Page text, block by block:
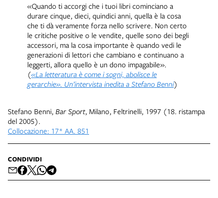
«Quando ti accorgi che i tuoi libri cominciano a
durare cinque, dieci, quindici anni, quella è la cosa
che ti dà veramente forza nello scrivere. Non certo
le critiche positive o le vendite, quelle sono dei begli
accessori, ma la cosa importante è quando vedi le
generazioni di lettori che cambiano e continuano a
leggerti, allora quello è un dono impagabile».
(«La letteratura è come i sogni, abolisce le
gerarchie». Un’intervista inedita a Stefano Benni)
Stefano Benni, Bar Sport, Milano, Feltrinelli, 1997 (18. ristampa
del 2005).
Collocazione: 17* AA. 851
CONDIVIDI